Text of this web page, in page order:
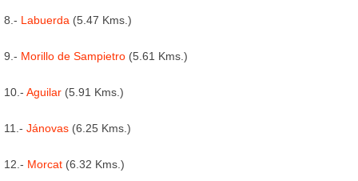
8.- Labuerda (5.47 Kms.)
9.- Morillo de Sampietro (5.61 Kms.)
10.- Aguilar (5.91 Kms.)
11.- Jánovas (6.25 Kms.)
12.- Morcat (6.32 Kms.)